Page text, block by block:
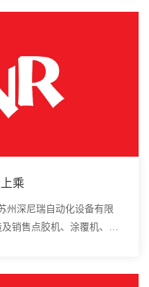
乘
州深尼瑞自动化设备有限
销售点胶机、涂覆机、全